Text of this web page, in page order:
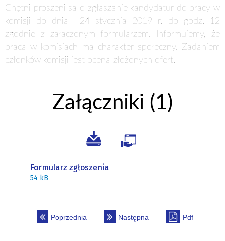
Chętni proszeni są o zgłaszanie kandydatur do pracy w
komisji do dnia 24 stycznia 2019 r. do godz. 12
zgodnie z załączonym formularzem. Informujemy, że
praca w komisjach ma charakter społeczny. Zadaniem
członków komisji jest ocena złożonych ofert.
Załączniki (1)
Formularz zgłoszenia
54 kB
Poprzednia Następna Pdf